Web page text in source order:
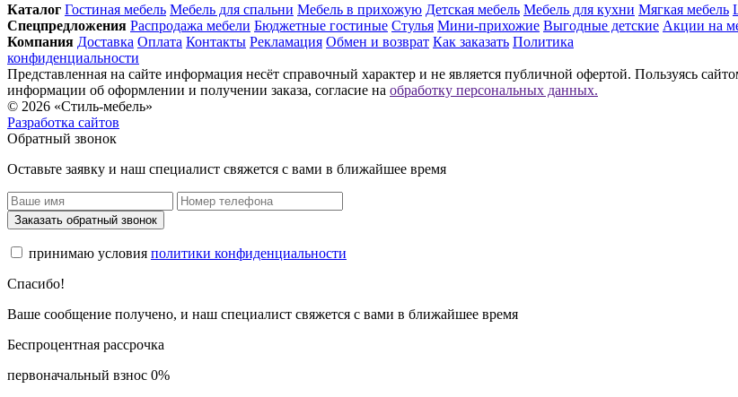
Каталог Гостиная мебель Мебель для спальни Мебель в прихожую Детская мебель Мебель для кухни Мягкая мебель
Спец­предложения Распродажа мебели Бюджетные гостиные Стулья Мини-прихожие Выгодные детские Акции на
Компания Доставка Оплата Контакты Рекламация Обмен и возврат Как заказать Политика
конфиденциальности
Представленная на сайте информация несёт справочный характер и не является публичной офертой. Пользуясь
информации об оформлении и получении заказа, согласие на обработку персональных данных.
© 2026 «Стиль-мебель»
Разработка сайтов
Обратный звонок
Оставьте заявку и наш специалист свяжется с вами в ближайшее время
Заказать обратный звонок
принимаю условия политики конфиденциальности
Спасибо!
Ваше сообщение получено, и наш специалист свяжется с вами в ближайшее время
Беспроцентная рассрочка
первоначальный взнос 0%